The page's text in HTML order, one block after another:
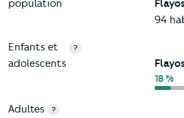
population
94
Enfants et
adolescents
?
18 %
Adultes ?